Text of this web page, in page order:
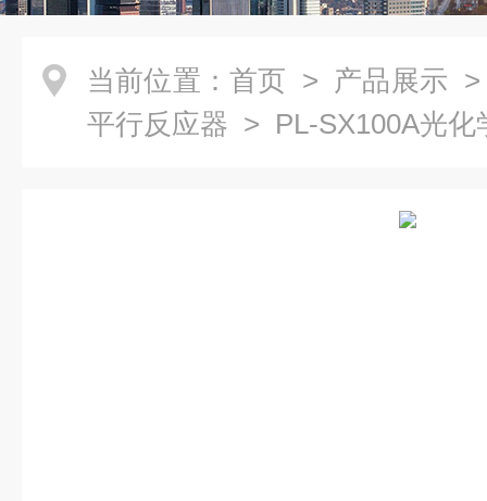
当前位置： 首页 > 产品展示
平行反应器 > PL-SX100A光化